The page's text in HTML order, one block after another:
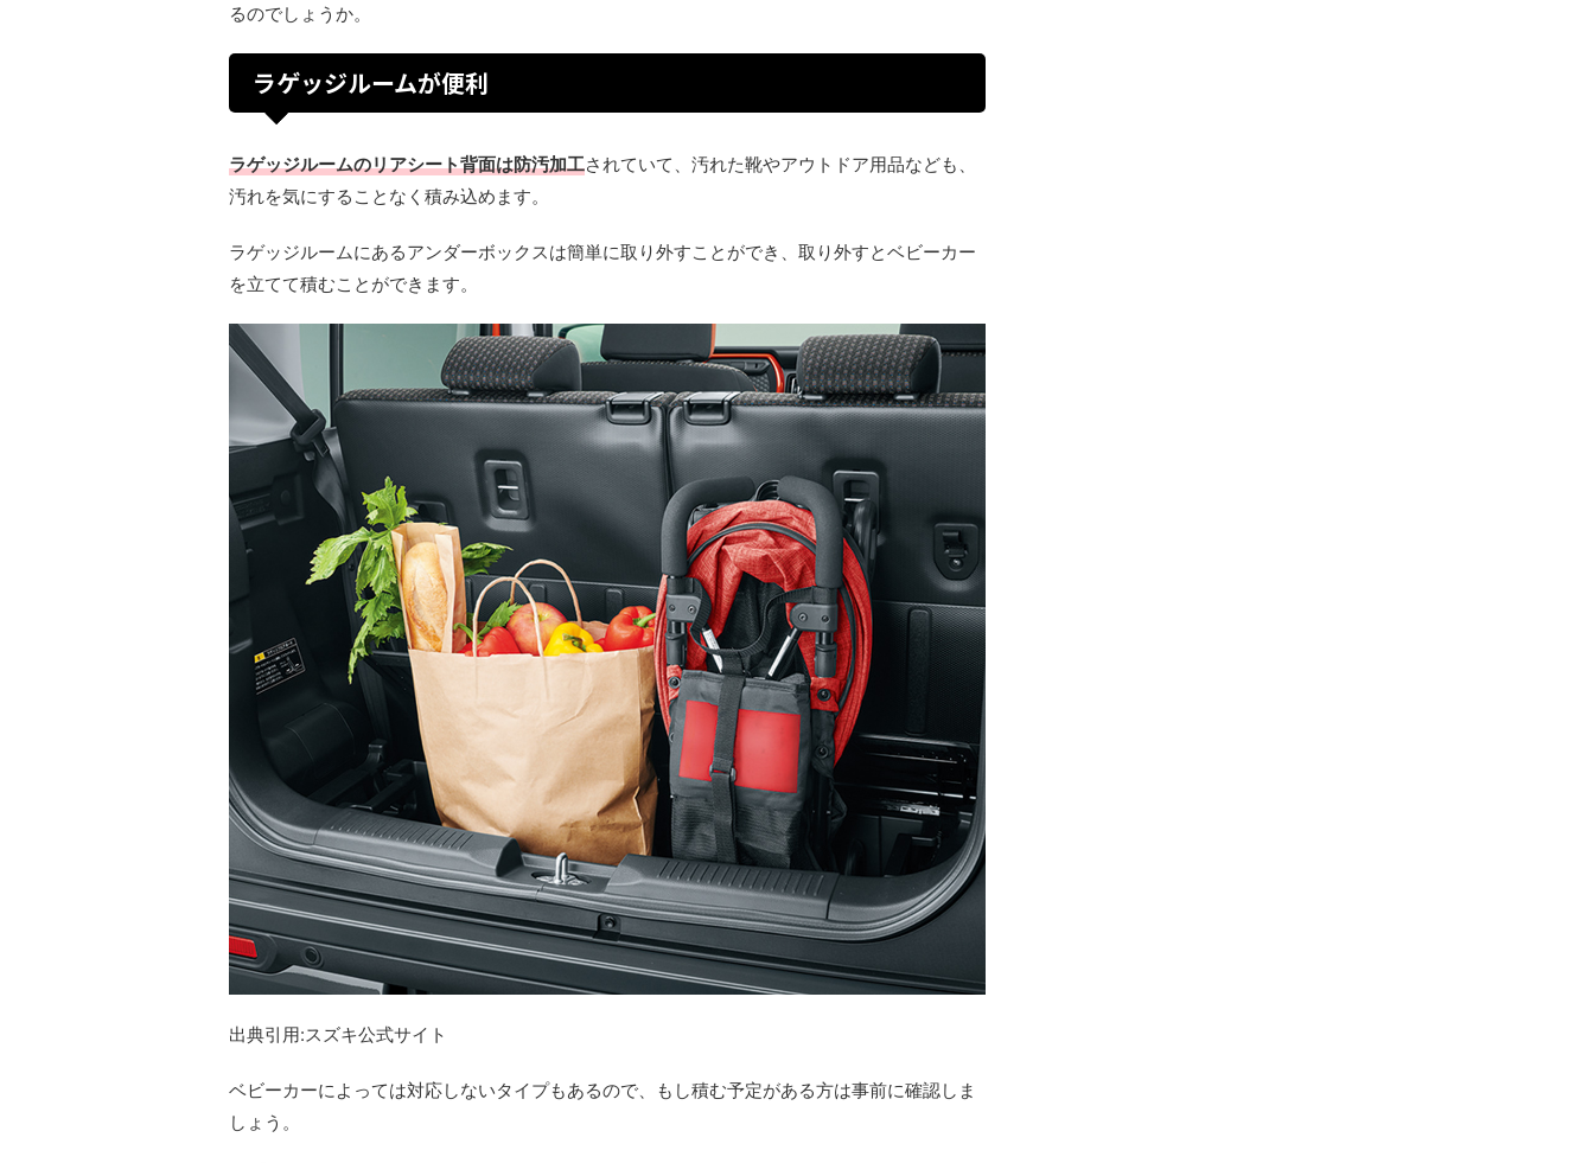
るのでしょうか。
ラゲッジルームが便利
ラゲッジルームのリアシート背面は防汚加工されていて、汚れた靴やアウトドア用品なども、
汚れを気にすることなく積み込めます。
ラゲッジルームにあるアンダーボックスは簡単に取り外すことができ、取り外すとベビーカー
を立てて積むことができます。
出典引用:スズキ公式サイト
ベビーカーによっては対応しないタイプもあるので、もし積む予定がある方は事前に確認しま
しょう。